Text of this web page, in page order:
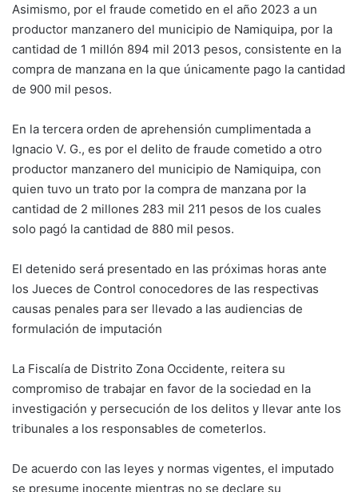
Asimismo, por el fraude cometido en el año 2023 a un
productor manzanero del municipio de Namiquipa, por la
cantidad de 1 millón 894 mil 2013 pesos, consistente en la
compra de manzana en la que únicamente pago la cantidad
de 900 mil pesos.
En la tercera orden de aprehensión cumplimentada a
Ignacio V. G., es por el delito de fraude cometido a otro
productor manzanero del municipio de Namiquipa, con
quien tuvo un trato por la compra de manzana por la
cantidad de 2 millones 283 mil 211 pesos de los cuales
solo pagó la cantidad de 880 mil pesos.
El detenido será presentado en las próximas horas ante
los Jueces de Control conocedores de las respectivas
causas penales para ser llevado a las audiencias de
formulación de imputación
La Fiscalía de Distrito Zona Occidente, reitera su
compromiso de trabajar en favor de la sociedad en la
investigación y persecución de los delitos y llevar ante los
tribunales a los responsables de cometerlos.
De acuerdo con las leyes y normas vigentes, el imputado
se presume inocente mientras no se declare su